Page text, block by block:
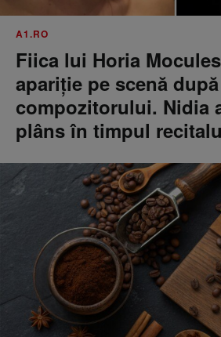
A1.RO
Fiica lui Horia
apariție pe scenă
compozitorului. Nidia
plâns în timpul